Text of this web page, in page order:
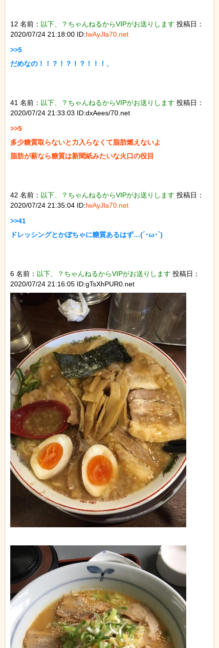
12 名前： 以下、？ちゃんねるからVIPがお送りします 投稿日：
2020/07/24 21:18:00 ID:IwAyJla70.net
>>5
だめなの！！？！？！？！！！、
41 名前： 以下、？ちゃんねるからVIPがお送りします 投稿日：
2020/07/24 21:33:03 ID:dxAees/70.net
>>5
多少糖質取らないと力入らなくて脂肪燃えないよ
脂肪が薪なら糖質は新聞紙みたいな火口の役目
42 名前： 以下、？ちゃんねるからVIPがお送りします 投稿日：
2020/07/24 21:35:04 ID:IwAyJla70.net
>>41
ドレッシングとかぼちゃに糖質あるはず…(´･ω･`)
6 名前： 以下、？ちゃんねるからVIPがお送りします 投稿日：
2020/07/24 21:16:05 ID:gTsXhPUR0.net